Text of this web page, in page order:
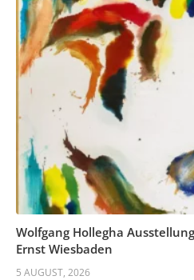
Wolfgang Hollegha
Ernst Wiesbaden
5 AUGUST, 2026